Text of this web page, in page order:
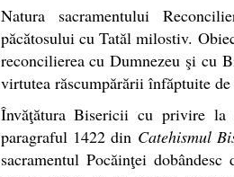
Natura sacramentului
păcătosului cu Tatăl milostiv.
reconcilierea cu Dumnezeu şi cu
virtutea răscumpărării înfăptuite de
Învăţătura Bisericii cu privire la
paragraful 1422 din Catehismul
sacramentul Pocăinţei